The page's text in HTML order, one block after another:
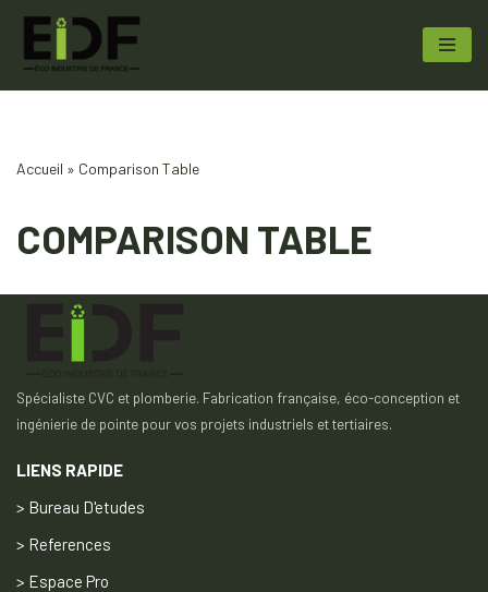
Aller
Accueil » Comparison Table
COMPARISON TABLE
Spécialiste CVC et plomberie. Fabrication française, éco-conception et
ingénierie de pointe pour vos projets industriels et tertiaires.
LIENS RAPIDE
> Bureau D'etudes
> References
> Espace Pro